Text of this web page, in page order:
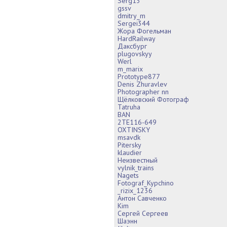
gssv
dmitry_m
Sergei344
Жора Фогельман
HardRailway
Даксбург
plugovskyy
Werl
m_marix
Prototype877
Denis Zhuravlev
Photographer nn
Щёлковский Фотограф
Tatruha
BAN
2TE116-649
OXTINSKY
msavdk
Pitersky
klaudier
Неизвестный
vylnik_trains
Nagets
Fotograf_Kypchino
_rizix_1236
Антон Савченко
Kim
Сергей Сергеев
Шаэнн